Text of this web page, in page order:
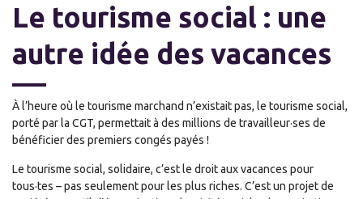
Le tourisme social : une
autre idée des vacances
À l’heure où le tourisme marchand n’existait pas, le tourisme social,
porté par la CGT, permettait à des millions de travailleur·ses de
bénéficier des premiers congés payés !
Le tourisme social, solidaire, c’est le droit aux vacances pour
tous·tes – pas seulement pour les plus riches. C’est un projet de